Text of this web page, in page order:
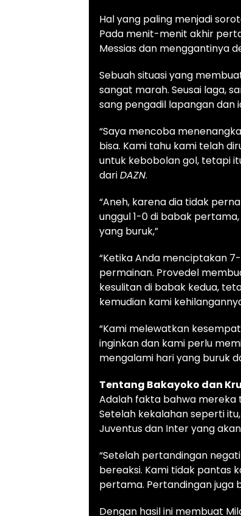
Hal yang paling menjadi
Pada menit-menit akhir
Messias dan menggantinya
Sebuah situasi yang
sangat marah. Seusai laga,
sang pengadil lapangan dan
“Saya mencoba
bisa. Kami tahu kami telah
untuk kebobolan gol, tetapi
dariDAZN.
“Aneh, karena dia tidak
unggul 1-0 di babak
yang buruk,”
“Ketika Anda menciptakan
permainan. Provedel
kesulitan di babak kedua,
kemudian kami
“Kami melewatkan
inginkan dan kami perlu
mengalami hari yang buruk
Tentang Bakayoko dan
Adalah fakta bahwa mereka
Setelah kekalahan seperti
Juventus dan Inter yang
“Setelah pertandingan
bereaksi. Kami tidak pantas
pertama. Pertandingan juga
Dengan hasil ini membuat